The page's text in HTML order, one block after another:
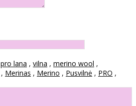
pro lana , vilna , merino wool ,
, Merinas , Merino , Pusvilnė , PRO ,